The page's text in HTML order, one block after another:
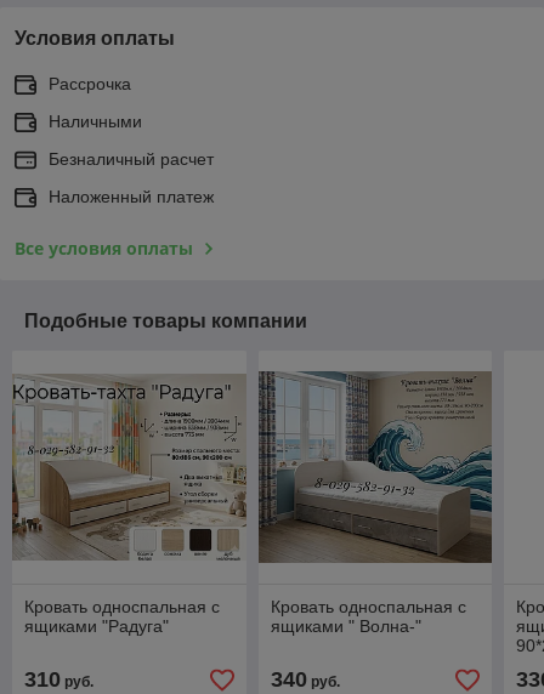
Условия оплаты
Рассрочка
Наличными
Безналичный расчет
Наложенный платеж
Все условия оплаты
Подобные товары компании
Кровать односпальная с
ящиками "Радуга"
310 руб.
Кровать односпальная с
ящиками " Волна-"
340руб.